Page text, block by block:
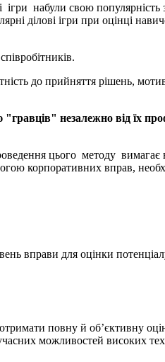
ігри набули свою
ділові ігри при оцінці
до прийняття рішень,
незалежно від їх
цього методу вимагає
корпоративних вправ,
вправи для оцінки
повну й об’єктивну
можливостей високих